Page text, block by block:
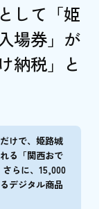
質問
われます
ますか？
して「姫
場券」が
納税」と
けで、姫路城
る「関西おで
らに、15,000
デジタル商品